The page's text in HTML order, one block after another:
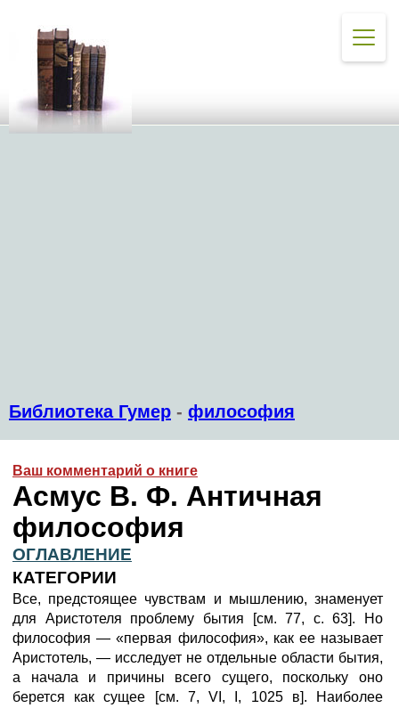
Библиотека Гумер - философия
Ваш комментарий о книге
Асмус В. Ф. Античная
философия
ОГЛАВЛЕНИЕ
КАТЕГОРИИ
Все, предстоящее чувствам и мышлению, знаменует
для Аристотеля проблему бытия [см. 77, с. 63]. Но
философия — «первая философия», как ее называет
Аристотель, — исследует не отдельные области бытия,
а начала и причины всего сущего, поскольку оно
берется как сущее [см. 7, VI, I, 1025 в]. Наиболее